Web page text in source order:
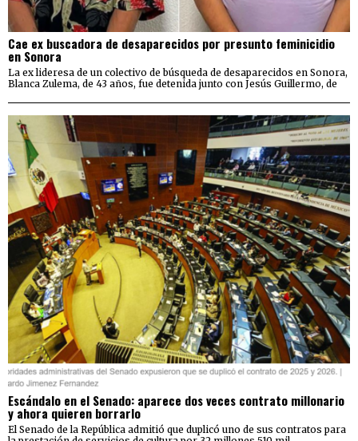
Cae ex buscadora de desaparecidos por presunto feminicidio
en Sonora
La ex lideresa de un colectivo de búsqueda de desaparecidos en Sonora,
Blanca Zulema, de 43 años, fue detenida junto con Jesús Guillermo, de
Escándalo en el Senado: aparece dos veces contrato millonario
y ahora quieren borrarlo
El Senado de la República admitió que duplicó uno de sus contratos para